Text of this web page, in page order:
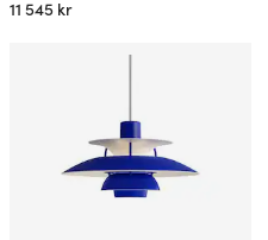
11 545 kr